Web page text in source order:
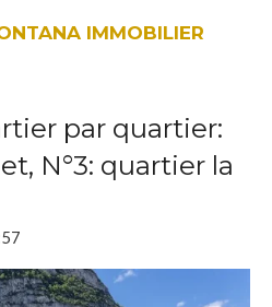
IMMOBILIER
par quartier:
N°3: quartier la